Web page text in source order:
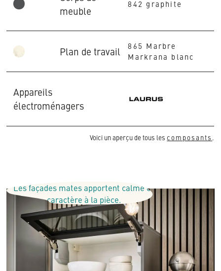
meuble
842 graphite
Plan de travail
865 Marbre
Markrana blanc
Appareils
électroménagers
Voici un aperçu de tous les composants .
Les façades mates apportent calme et
caractère à la pièce.